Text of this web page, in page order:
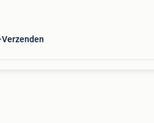
Verzenden